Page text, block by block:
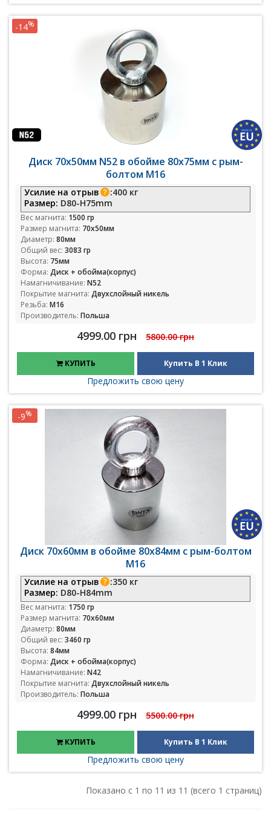
Диск 70х50мм N52 в обойме 80х75мм с рым-
болтом М16
Усилие на отрыв :400 кг
Размер: D80-H75mm
Вес магнита: 1500 гр
Размер магнита: 70х50мм
Диаметр: 80мм
Общий вес: 3083 гр
Высота: 75мм
Форма: Диск + обойма(корпус)
Намагничивание: N52
Покрытие магнита: Двухслойный никель
Резьба: М16
Производитель: Польша
4999.00 грн 5800.00 грн
-14%
КУПИТЬ Купить В 1 Клик
Предложить свою цену
Диск 70х60мм в обойме 80х84мм с рым-болтом
М16
Усилие на отрыв :350 кг
Размер: D80-H84mm
Вес магнита: 1750 гр
Размер магнита: 70х60мм
Диаметр: 80мм
Общий вес: 3460 гр
Высота: 84мм
Форма: Диск + обойма(корпус)
Намагничивание: N42
Покрытие магнита: Двухслойный никель
Производитель: Польша
4999.00 грн 5500.00 грн
-9%
КУПИТЬ Купить В 1 Клик
Предложить свою цену
Показано с 1 по 11 из 11 (всего 1 страниц)